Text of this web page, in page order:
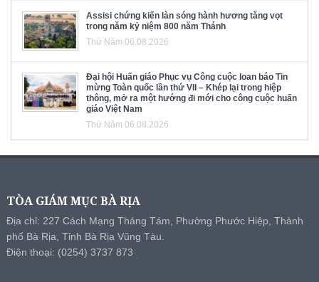
Assisi chứng kiến làn sóng hành hương tăng vọt
trong năm kỷ niệm 800 năm Thánh
Thứ Năm 06.08.2026
Đại hội Huấn giáo Phục vụ Công cuộc loan báo Tin
mừng Toàn quốc lần thứ VII – Khép lại trong hiệp
thông, mở ra một hướng đi mới cho công cuộc huấn
giáo Việt Nam
Thứ Năm 06.08.2026
TÒA GIÁM MỤC BÀ RỊA
Địa chỉ: 227 Cách Mạng Tháng Tám, Phường Phước Hiệp, Thành
phố Bà Rịa, Tỉnh Bà Rịa Vũng Tàu.
Điện thoại: (0254) 3737 873